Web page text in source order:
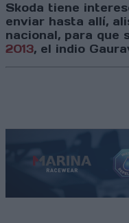
Skoda tiene
enviar hasta allí,
nacional, para que
2013, el indio